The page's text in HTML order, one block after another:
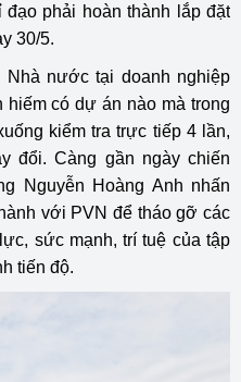
phải hoàn thành lắp đặt
30/5.
nước tại doanh nghiệp
hiếm có dự án nào mà trong
kiểm tra trực tiếp 4 lần,
đổi. Càng gần ngày chiến
Nguyễn Hoàng Anh nhấn
với PVN để tháo gỡ các
sức mạnh, trí tuệ của tập
tiến độ.